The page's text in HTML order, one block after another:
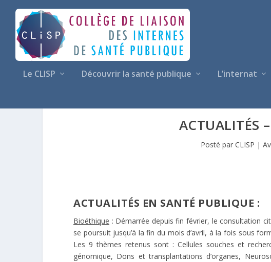
Le CLISP Découvrir la santé publique L’internat
ACTUALITÉS
Posté parCLISP |
ACTUALITÉS EN SANTÉ PUBLIQUE :
Bioéthique : Démarrée depuis fin février, le consultation
se poursuit jusqu’à la fin du mois d’avril, à la fois sous
Les 9 thèmes retenus sont : Cellules souches et
génomique, Dons et transplantations d’organes,